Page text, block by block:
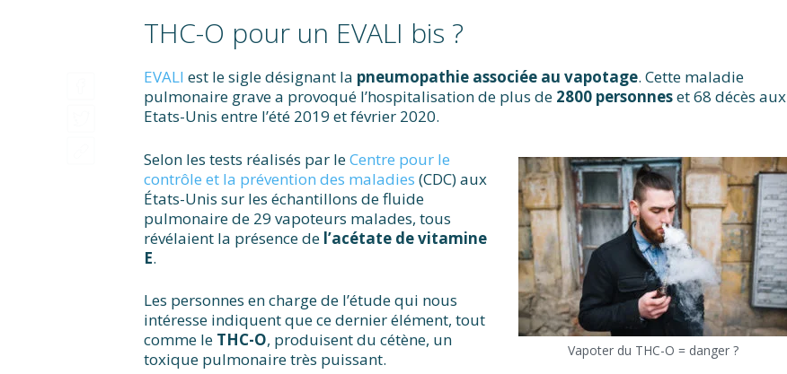
THC-O pour un EVALI bis ?
EVALI est le sigle désignant la pneumopathie associée au vapotage. Cette maladie
pulmonaire grave a provoqué l’hospitalisation de plus de 2800 personneset 68 décès aux
Etats-Unis entre l’été 2019 et février 2020.
Vapoter du THC-O = danger ?
Selon les tests réalisés par leCentre pour le
contrôle et la prévention des maladies(CDC) aux
États-Unis sur les échantillons de fluide
pulmonaire de 29 vapoteurs malades, tous
révélaient la présence de l’acétate de vitamine
E.
Les personnes en charge de l’étude qui nous
intéresse indiquent que ce dernier élément, tout
comme le THC-O, produisent du cétène, un
toxique pulmonaire très puissant.